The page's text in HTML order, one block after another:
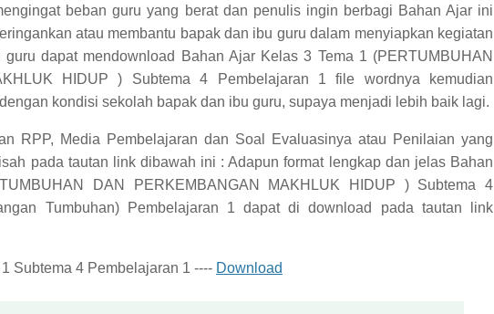
beban guru yang berat dan penulis ingin berbagi Bahan Ajar ini
atau membantu bapak dan ibu guru dalam menyiapkan kegiatan
dapat mendownload Bahan Ajar Kelas 3 Tema 1 (PERTUMBUHAN
HIDUP ) Subtema 4 Pembelajaran 1 file wordnya kemudian
kondisi sekolah bapak dan ibu guru, supaya menjadi lebih baik lagi.
RPP, Media Pembelajaran dan Soal Evaluasinya atau Penilaian yang
pada tautan link dibawah ini :Adapun format lengkap dan jelas Bahan
DAN PERKEMBANGAN MAKHLUK HIDUP ) Subtema 4
Tumbuhan) Pembelajaran 1dapat di download pada tautan link
Subtema 4 Pembelajaran 1 ---- Download